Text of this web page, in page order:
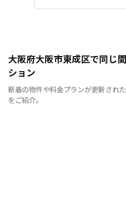
【神戸のマンスリーマンション
に特化】 マンスリーマンショ
ンといえば株式会社stoked life
以上の中長期滞在であれば、ご
は、家具・家電等の設備！！お
大阪府大阪市東成区で同じ
ション
新着の物件や料金プランが更新され
をご紹介。